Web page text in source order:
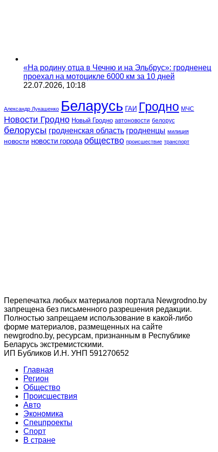
«На родину отца в Чечню и на Эльбрус»: гродненец
проехал на мотоцикле 6000 км за 10 дней
22.07.2026, 10:18
Александр Лукашенко Беларусь ГАИ Гродно МЧС
Новости Гродно Новый Гродно автоновости белорус
белорусы гродненская область гродненцы милиция
новости новости города общество происшествие транспорт
Перепечатка любых материалов портала Newgrodno.by
запрещена без письменного разрешения редакции.
Полностью запрещаем использование в какой-либо
форме материалов, размещенных на сайте
newgrodno.by, ресурсам, признанным в Республике
Беларусь экстремистскими.
ИП Бубликов И.Н. УНП 591270652
Главная
Регион
Общество
Происшествия
Авто
Экономика
Спецпроекты
Cпорт
В стране